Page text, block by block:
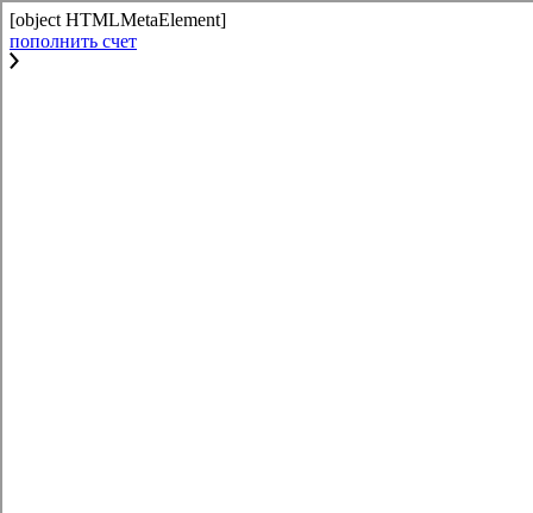
[object HTMLMetaElement]
пополнить счет